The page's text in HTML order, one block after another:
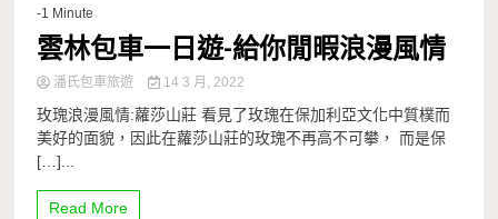
-1 Minute
雲林包車一日遊-給你閒暇浪漫風情
潘氏包車旅遊 14 3 月, 2022
玫瑰浪漫風情:蘿莎山莊 看見了玫瑰在保加利亞文化中質樸而
美好的面貌，因此在蘿莎山莊的玫瑰不再高不可攀， 而是保
[…]...
Read More